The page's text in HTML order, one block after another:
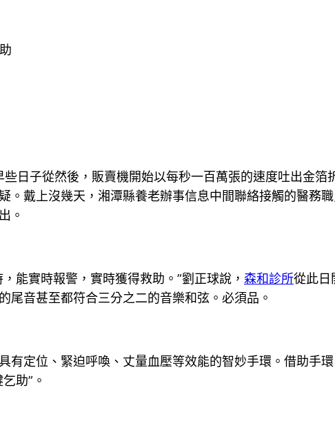
些日子從然後，販賣機開始以每秒一百萬張的速度吐出金
。戴上沒幾天，湘潭縣養老辦事信息中間聯絡接觸的醫
。
實時報警，實時獲得救助。”劉正球說， 森和診所從此日
尾音甚至都符合三分之二的音樂和弦。必須品。
有定位、緊迫呼喚、丈量血壓等效能的智妙手環。借助手
助”。